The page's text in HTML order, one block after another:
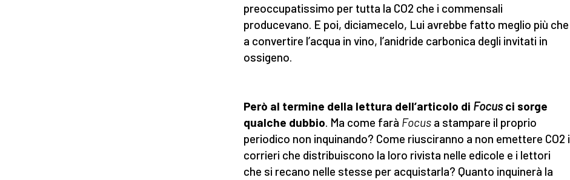
preoccupatissimo per tutta la CO2 che i commensali
producevano. E poi, diciamecelo, Lui avrebbe fatto meglio più che
a convertire l’acqua in vino, l’anidride carbonica degli invitati in
ossigeno.
Però al termine della lettura dell’articolo di Focusci sorge
qualche dubbio. Ma come farà Focus a stampare il proprio
periodico non inquinando? Come riusciranno a non emettere CO2 i
corrieri che distribuiscono la loro rivista nelle edicole e i lettori
che si recano nelle stesse per acquistarla? Quanto inquinerà la